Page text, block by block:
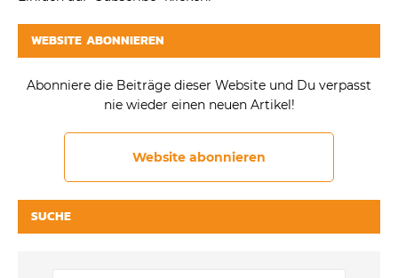
WEBSITE ABONNIEREN
Abonniere die Beiträge dieser Website und Du verpasst
nie wieder einen neuen Artikel!
Website abonnieren
SUCHE